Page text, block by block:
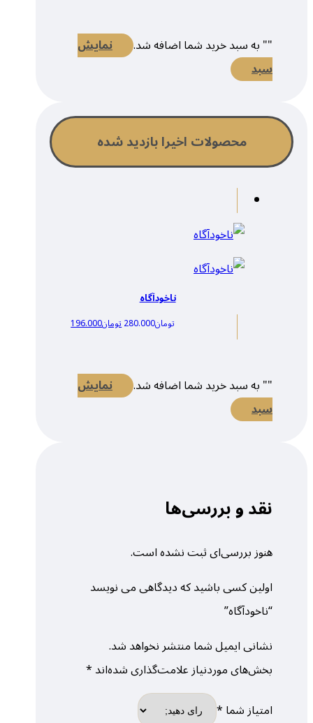
"" به سبد خرید شما اضافه شد.
نمایش
سبد
محصولات اخیرا بازدید شده
ناخودآگاه
تومان280.000تومان196.000
"" به سبد خرید شما اضافه شد.
نمایش
سبد
نقد و بررسی‌ها
هنوز بررسی‌ای ثبت نشده است.
اولین کسی باشید که دیدگاهی می نویسد
“ناخودآگاه”
نشانی ایمیل شما منتشر نخواهد شد.
بخش‌های موردنیاز علامت‌گذاری شده‌اند*
امتیاز شما*